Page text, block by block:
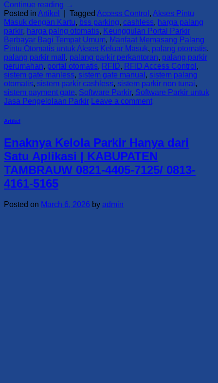
Continue reading →
Posted in Artikel Tagged Access Control , Akses Pintu
Masuk dengan Kartu, bss parking, cashless, harga palang
parkir, harga palng otomatis, Keunggulan Portal Parkir
Berbayar Bagi Tempat Umum, Manfaat Memasang Palang
Pintu Otomatis untuk Akses Keluar Masuk, palang otomatis,
palang parkir mall , palang parkir perkantoran, palang parkir
perumahan, portal otomatis, RFID, RFID Access Control ,
sistem gate manless, sistem gate manual , sistem palang
otomatis, sistem parkir cashless, sistem parkir non tunai,
sistem payment gate, Software Parkir, Software Parkir untuk
Jasa Pengelolaan Parkir
Leave a comment
Artikel
Enaknya Kelola Parkir Hanya dari
Satu Aplikasi | KABUPATEN
TAMBRAUW 0821-4405-7125/ 0813-
4161-5165
Posted on March 6, 2026 by admin